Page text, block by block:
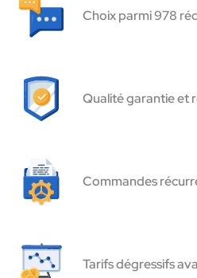
Choix parmi 978
Qualité garantie et
Commandes
Tarifs dégressifs